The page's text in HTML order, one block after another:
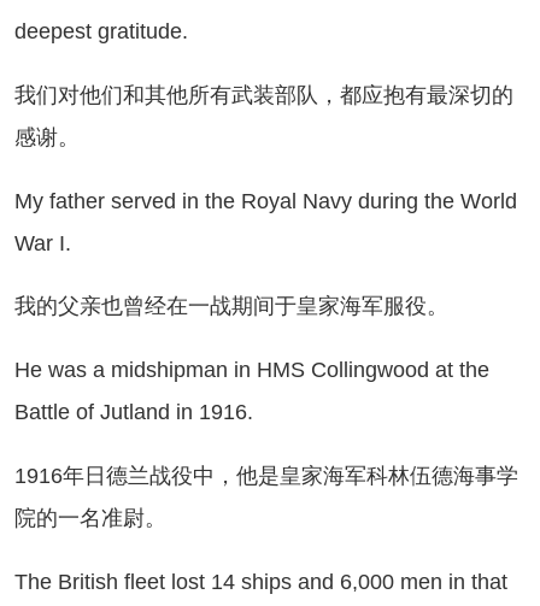
deepest gratitude.
对他们和其他所有武装部队，都应抱有最深切的
感谢。
father served in the Royal Navy during the World
War I.
父亲也曾经在一战期间于皇家海军服役。
was a midshipman in HMS Collingwood at the
Battle of Jutland in 1916.
年日德兰战役中，他是皇家海军科林伍德海事学
院的一名准尉。
British fleet lost 14 ships and 6,000 men in that